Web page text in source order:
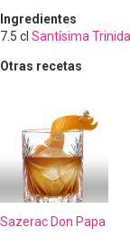
Ingredientes
7.5 cl Santísima
Otras recetas
Sazerac Don Papa